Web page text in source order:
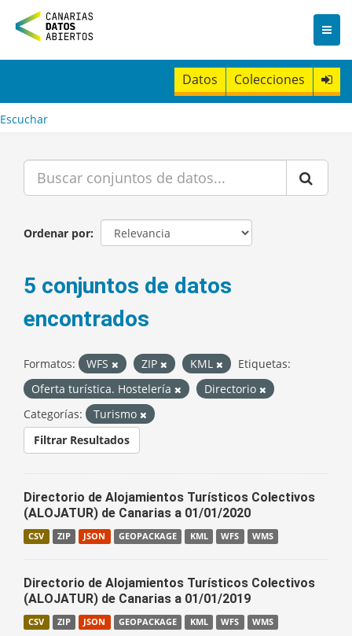
n
t
Datos Colecciones
Escuchar
Ordenar por
5 conjuntos de datos
encontrados
Formatos: WFS ZIP KML
Etiquetas:
Oferta turística. Hostelería
Directorio
Categorías:
Turismo
Filtrar Resultados
Directorio de Alojamientos Turísticos Colectivos
(ALOJATUR) de Canarias a 01/01/2020
CSV ZIP JSON GEOPACKAGE KML WFS WMS
Directorio de Alojamientos Turísticos Colectivos
(ALOJATUR) de Canarias a 01/01/2019
CSV ZIP JSON GEOPACKAGE KML WFS WMS